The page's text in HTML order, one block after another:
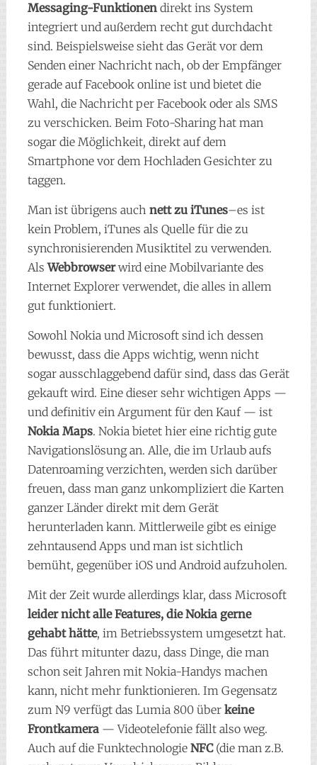
Messaging-Funktionendirekt ins System
integriert und außerdem recht gut durchdacht
sind. Beispielsweise sieht das Gerät vor dem
Senden einer Nachricht nach, ob der Empfänger
gerade auf Facebook online ist und bietet die
Wahl, die Nachricht per Facebook oder als SMS
zu verschicken. Beim Foto-Sharing hat man
sogar die Möglichkeit, direkt auf dem
Smartphone vor dem Hochladen Gesichter zu
taggen.
Man ist übrigens auch nett zu iTunes–es ist
kein Problem, iTunes als Quelle für die zu
synchronisierenden Musiktitel zu verwenden.
AlsWebbrowserwird eine Mobilvariante des
Internet Explorer verwendet, die alles in allem
gut funktioniert.
Sowohl Nokia und Microsoft sind ich dessen
bewusst, dass die Apps wichtig, wenn nicht
sogar ausschlaggebend dafür sind, dass das Gerät
gekauft wird. Eine dieser sehr wichtigen Apps —
und definitiv ein Argument für den Kauf — ist
Nokia Maps. Nokia bietet hier eine richtig gute
Navigationslösung an. Alle, die im Urlaub aufs
Datenroaming verzichten, werden sich darüber
freuen, dass man ganz unkompliziert die Karten
ganzer Länder direkt mit dem Gerät
herunterladen kann. Mittlerweile gibt es einige
zehntausend Apps und man ist sichtlich
bemüht, gegenüber iOS und Android aufzuholen.
Mit der Zeit wurde allerdings klar, dass Microsoft
leider nicht alle Features, die Nokia gerne
gehabt hätte, im Betriebssystem umgesetzt hat.
Das führt mitunter dazu, dass Dinge, die man
schon seit Jahren mit Nokia-Handys machen
kann, nicht mehr funktionieren. Im Gegensatz
zum N9 verfügt das Lumia 800 über keine
Frontkamera— Videotelefonie fällt also weg.
Auch auf die Funktechnologie NFC(die man z.B.